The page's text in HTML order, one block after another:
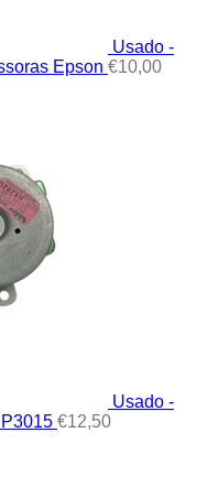
Usado -
Epson €10,00
Usado -
€12,50